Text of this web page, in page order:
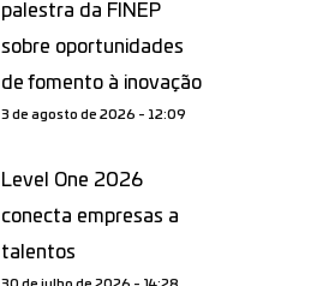
palestra da FINEP
sobre oportunidades
de fomento à inovação
3 de agosto de 2026 - 12:09
Level One 2026
conecta empresas a
talentos